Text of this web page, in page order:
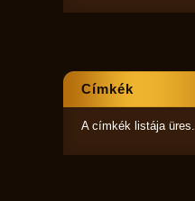
Címkék
A címkék listája üres.